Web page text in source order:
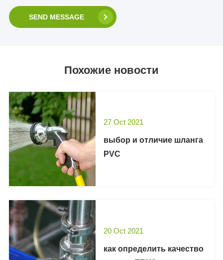
SEND MESSAGE
Похожие новости
27 Oct 2021
выбор и отличие шланга
PVC
20 Oct 2021
как определить качество